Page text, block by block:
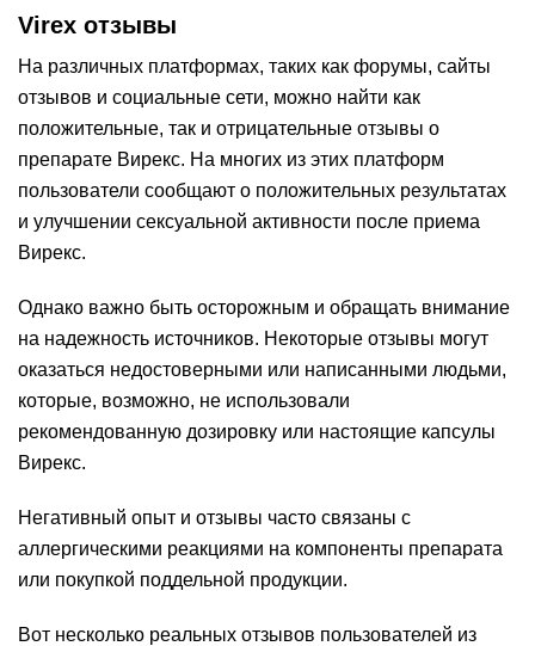
Virex отзывы
На различных платформах, таких как форумы, сайты
отзывов и социальные сети, можно найти как
положительные, так и отрицательные отзывы о
препарате Вирекс. На многих из этих платформ
пользователи сообщают о положительных результатах
и улучшении сексуальной активности после приема
Вирекс.
Однако важно быть осторожным и обращать внимание
на надежность источников. Некоторые отзывы могут
оказаться недостоверными или написанными людьми,
которые, возможно, не использовали
рекомендованную дозировку или настоящие капсулы
Вирекс.
Негативный опыт и отзывы часто связаны с
аллергическими реакциями на компоненты препарата
или покупкой поддельной продукции.
Вот несколько реальных отзывов пользователей из